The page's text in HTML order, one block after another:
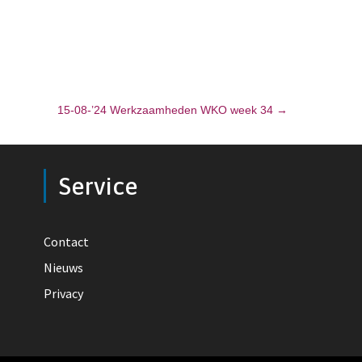
15-08-’24 Werkzaamheden WKO week 34 →
Service
Contact
Nieuws
Privacy